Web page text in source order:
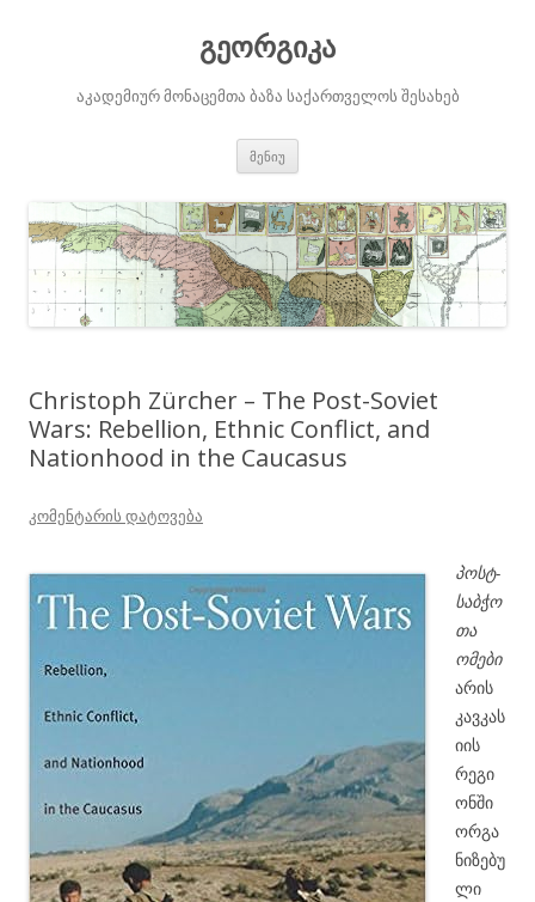
გეორგიკა
აკადემიურ მონაცემთა ბაზა საქართველოს შესახებ
მენიუ
Christoph Zürcher – The Post-Soviet
Wars: Rebellion, Ethnic Conflict, and
Nationhood in the Caucasus
კომენტარის დატოვება
პოსტ-
საბჭო
თა
ომები
არის
კავკას
იის
რეგი
ონში
ორგა
ნიზებუ
ლი